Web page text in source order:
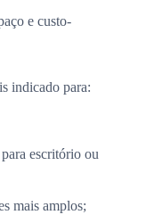
e custo-
indicado para:
escritório ou
mais amplos;